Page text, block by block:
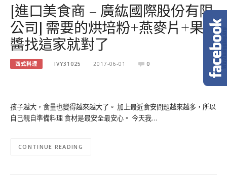
[進口美食商 – 廣紘國際股份有限
公司] 需要的烘培粉+燕麥片+果
醬找這家就對了
西式料理 IVY31025 2017-06-01 0
孩子越大，食量也變得越來越大了。 加上最近食安問題越來越多，所以
自己親自準備料理 食材是最安全最安心。 今天我…
CONTINUE READING